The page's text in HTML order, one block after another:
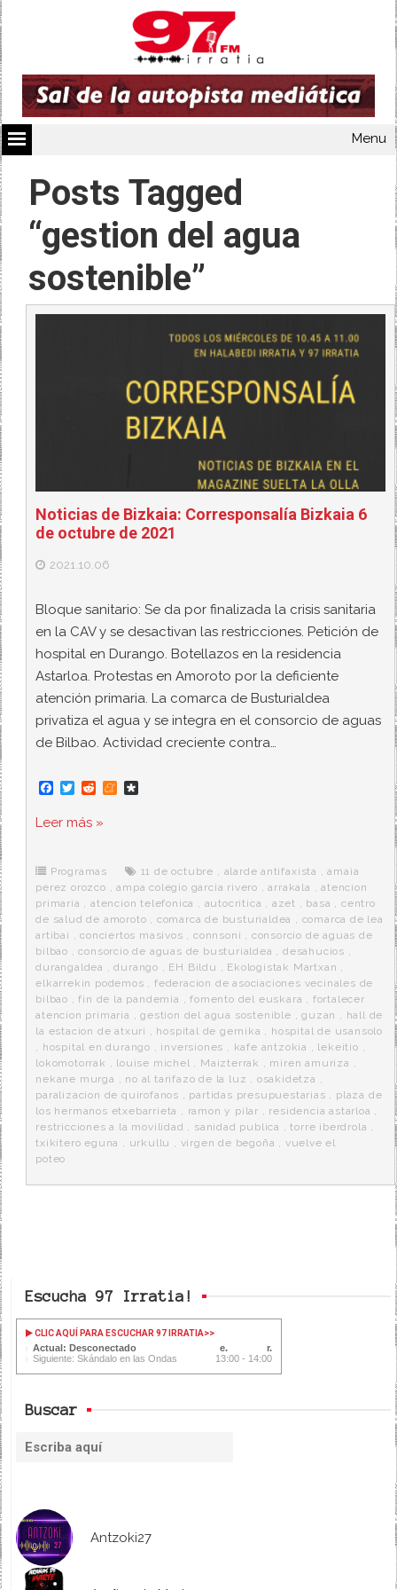
Menu
Posts Tagged
“gestion del agua
sostenible”
Noticias de Bizkaia: Corresponsalía Bizkaia 6
de octubre de 2021
2021.10.06
Bloque sanitario: Se da por finalizada la crisis sanitaria
en la CAV y se desactivan las restricciones. Petición de
hospital en Durango. Botellazos en la residencia
Astarloa. Protestas en Amoroto por la deficiente
atención primaria. La comarca de Busturialdea
privatiza el agua y se integra en el consorcio de aguas
de Bilbao. Actividad creciente contra…
F
c
e
o
k
T
i
t
r
R
d
M
e
r
a
Leer más »
Programas 11 de octubre , alarde antifaxista ,amaia
perez orozco ,ampa colegio garcia rivero ,arrakala ,atencion
primaria ,atencion telefonica , autocritica , azet , basa ,centro
de salud de amoroto , comarca de busturialdea , comarca de lea
artibai ,conciertos masivos ,connsoni , consorcio de aguas de
bilbao ,consorcio de aguas de busturialdea ,desahucios ,
durangaldea ,durango , EH Bildu , Ekologistak Martxan ,
elkarrekin podemos ,federacion de asociaciones vecinales de
bilbao ,fin de la pandemia ,fomento del euskara , fortalecer
atencion primaria ,gestion del agua sostenible ,guzan , hall de
la estacion de atxuri , hospital de gernika , hospital de usansolo
, hospital en durango , inversiones , kafe antzokia , lekeitio ,
lokomotorrak , louise michel , Maizterrak , miren amuriza ,
nekane murga , no al tarifazo de la luz , osakidetza ,
paralizacion de quirofanos , partidas presupuestarias , plaza de
los hermanos etxebarrieta , ramon y pilar , residencia astarloa ,
restricciones a la movilidad , sanidad publica ,torre iberdrola ,
txikitero eguna , urkullu , virgen de begoña , vuelve el
poteo
Escucha 97 Irratia!
CLIC AQUÍ PARA ESCUCHAR 97 IRRATIA>>
Actual: Desconectado
Siguiente: Skándalo en las Ondas
13:00 - 14:00
Buscar
Antzoki27